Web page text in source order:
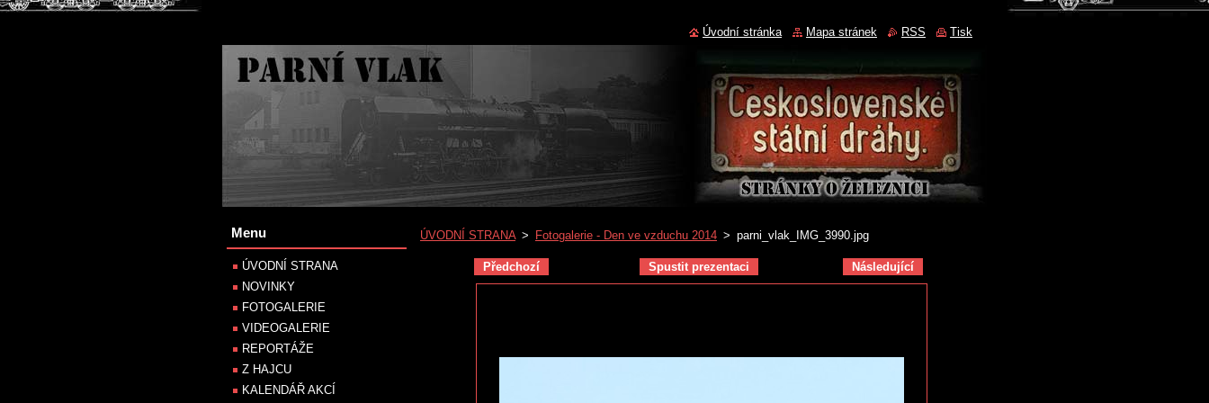
ÚVODNÍ STRANA > Fotogalerie - Den ve vzduchu 2014 > parni_vlak_IMG_3990.jpg
Předchozí Spustit prezentaci Následující
Menu
ÚVODNÍ STRANA
NOVINKY
FOTOGALERIE
VIDEOGALERIE
REPORTÁŽE
Z HAJCU
KALENDÁŘ AKCÍ
Úvodní stránka Mapa stránek RSS Tisk